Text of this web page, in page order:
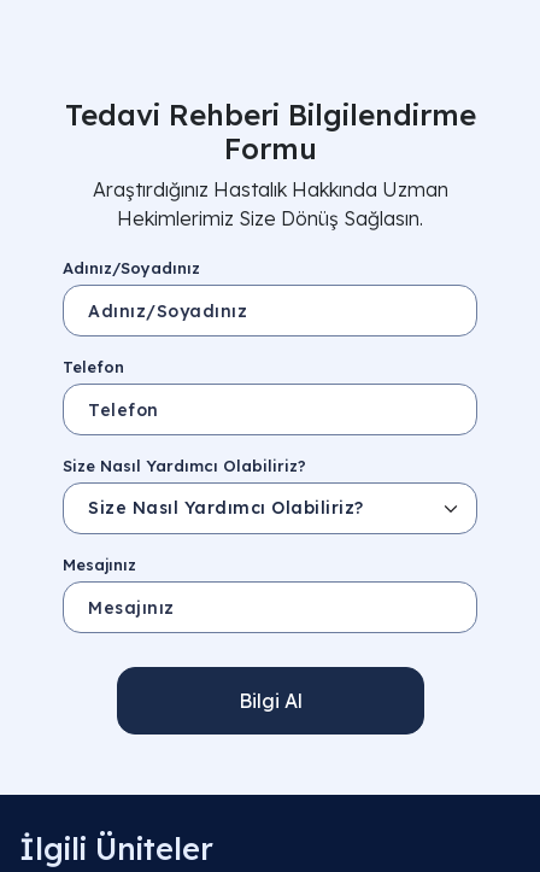
Tedavi Rehberi Bilgilendirme
Formu
Araştırdığınız Hastalık Hakkında Uzman
Hekimlerimiz Size Dönüş Sağlasın.
Adınız/Soyadınız
Telefon
Size Nasıl Yardımcı Olabiliriz?
Mesajınız
Bilgi Al
İlgili Üniteler